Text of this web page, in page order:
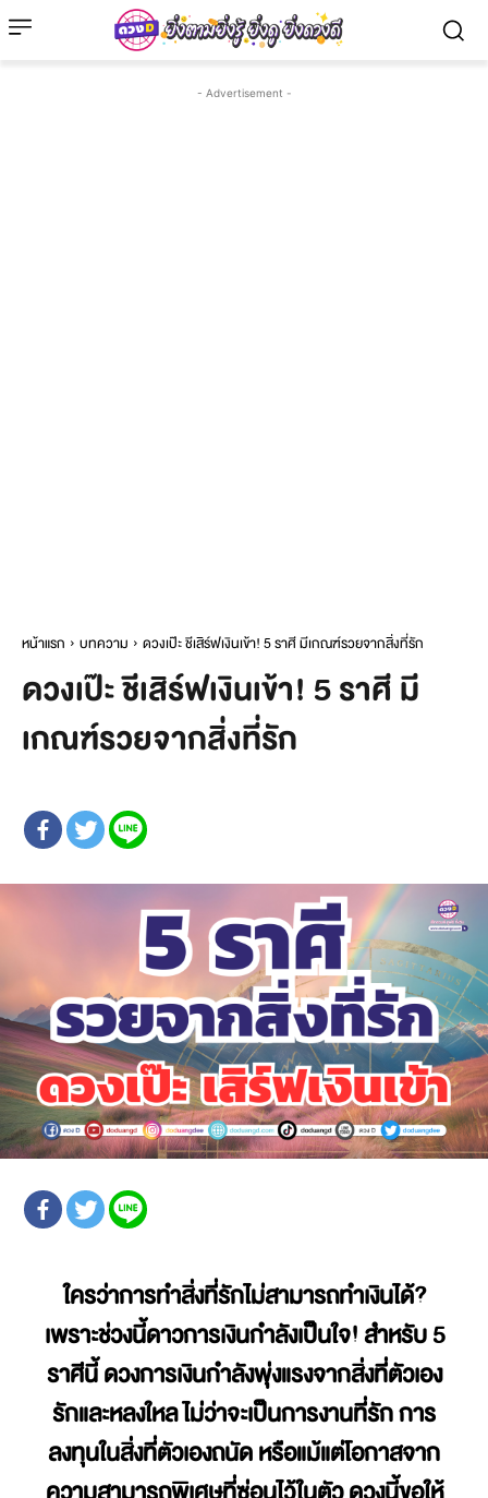
- Advertisement -
หน้าแรก บทความ ดวงเป๊ะ ชีเสิร์ฟเงินเข้า! 5 ราศี มีเกณฑ์รวยจากสิ่งที่รัก
ดวงเป๊ะ ชีเสิร์ฟเงินเข้า! 5 ราศี มี
เกณฑ์รวยจากสิ่งที่รัก
ใครว่าการทำสิ่งที่รักไม่สามารถทำเงินได้?
เพราะช่วงนี้ดาวการเงินกำลังเป็นใจ! สำหรับ 5
ราศีนี้ ดวงการเงินกำลังพุ่งแรงจากสิ่งที่ตัวเอง
รักและหลงใหล ไม่ว่าจะเป็นการงานที่รัก การ
ลงทุนในสิ่งที่ตัวเองถนัด หรือแม้แต่โอกาสจาก